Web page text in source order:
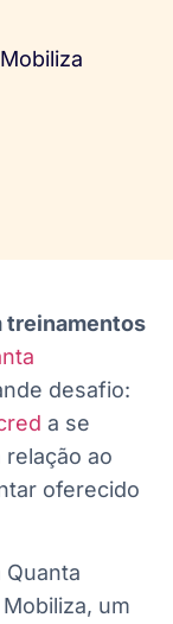
treinamentos
desafio:
a se
ao
oferecido
Quanta
um